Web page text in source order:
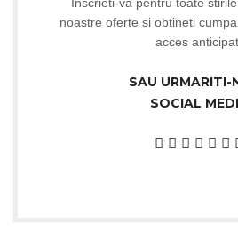
noastre oferte si obtineti
acces anticipat.
SAU URMARITI-
SOCIAL